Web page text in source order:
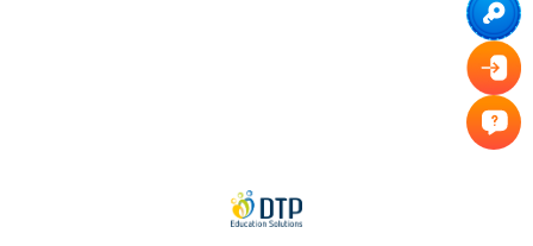
© 2024 Copyright by DTP Education Solutions